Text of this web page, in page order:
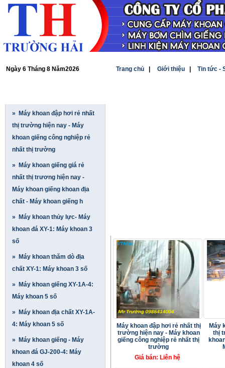
Ngày 6 Tháng 8 Năm2026 Trang chủ Giới thiệu Tin tức -
» Máy khoan đập hơi rẻ nhất
thị trường hiện nay - Máy
khoan giếng công nghiệp rẻ
nhất thị trường
» Máy khoan giếng giá rẻ
nhất thị trương hiện nay -
Máy khoan giếng khoan địa
chất - Máy khoan giếng h
» Máy khoan thủy lực- Máy
khoan đá XY-1: Máy khoan 3
số
» Máy khoan thăm dò địa
chất XY-1: Máy khoan 3 số
» Máy khoan giếng XY-1A-4:
Máy khoan 5 số
» Máy khoan địa chất XY-1A-
4: Máy khoan 5 số
» Máy khoan giếng - Máy
khoan đá GJ-200-4: Máy
khoan 4 số
Máy khoan đập hơi rẻ nhất thị
trường hiện nay - Máy khoan
giếng công nghiệp rẻ nhất thị
trường
Giá bán: Liên hệ
Máy
thị